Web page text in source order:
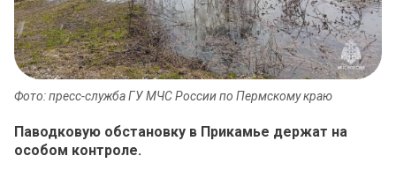
Фото: пресс-служба ГУ МЧС России по Пермскому краю
Паводковую обстановку в Прикамье держат на
особом контроле.